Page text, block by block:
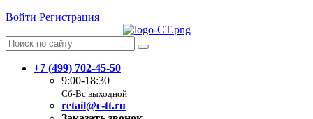
Войти Регистрация
+7 (499) 702-45-50
9:00-18:30
Сб-Вс выходной
retail@c-tt.ru